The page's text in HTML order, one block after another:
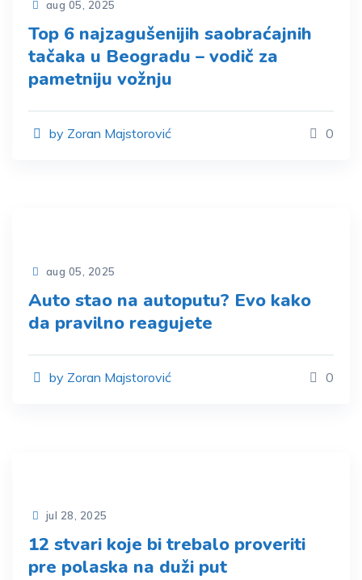
aug 05, 2025
Top 6 najzagušenijih saobraćajnih
tačaka u Beogradu – vodič za
pametniju vožnju
by Zoran Majstorović 0
aug 05, 2025
Auto stao na autoputu? Evo kako
da pravilno reagujete
by Zoran Majstorović 0
jul 28, 2025
12 stvari koje bi trebalo proveriti
pre polaska na duži put